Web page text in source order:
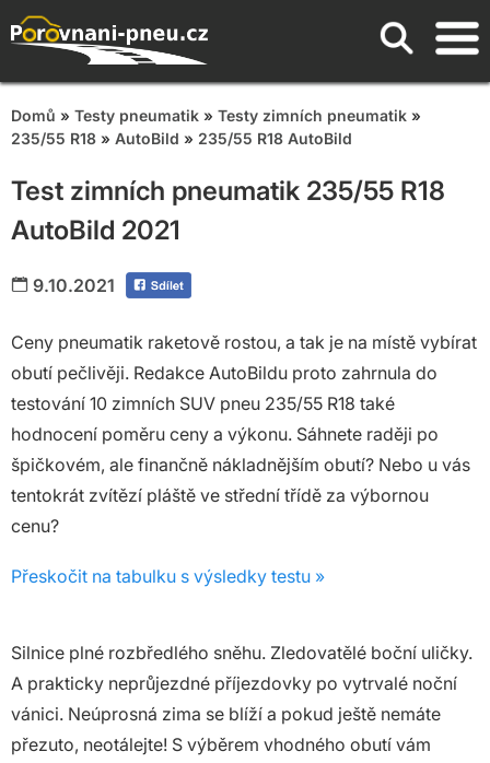
Domů » Testy pneumatik » Testy zimních pneumatik »
235/55 R18 » AutoBild » 235/55 R18 AutoBild
Test zimních pneumatik 235/55 R18
AutoBild 2021
9.10.2021
Ceny pneumatik raketově rostou, a tak je na místě vybírat
obutí pečlivěji. Redakce AutoBildu proto zahrnula do
testování 10 zimních SUV pneu 235/55 R18 také
hodnocení poměru ceny a výkonu. Sáhnete raději po
špičkovém, ale finančně nákladnějším obutí? Nebo u vás
tentokrát zvítězí pláště ve střední třídě za výbornou
cenu?
Přeskočit na tabulku s výsledky testu »
Silnice plné rozbředlého sněhu. Zledovatělé boční uličky.
A prakticky neprůjezdné příjezdovky po vytrvalé noční
vánici. Neúprosná zima se blíží a pokud ještě nemáte
přezuto, neotálejte! S výběrem vhodného obutí vám